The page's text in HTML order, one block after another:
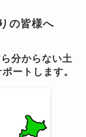
の皆様へ
分からない土
ートします。